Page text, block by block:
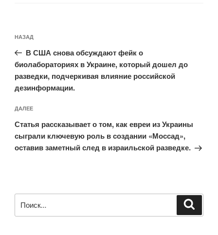
по
записям
Предыдущая
запись:
НАЗАД
В США снова обсуждают фейк о
биолабораториях в Украине, который дошел до
разведки, подчеркивая влияние российской
дезинформации.
Следующая
запись
ДАЛЕЕ
Статья рассказывает о том, как евреи из Украины
сыграли ключевую роль в создании «Моссад»,
оставив заметный след в израильской разведке.